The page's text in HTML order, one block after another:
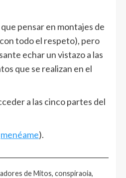
pensar en montajes de
todo el respeto), pero
echar un vistazo a las
que se realizan en el
a las cinco partes del
menéame).
de Mitos, conspiraoia,